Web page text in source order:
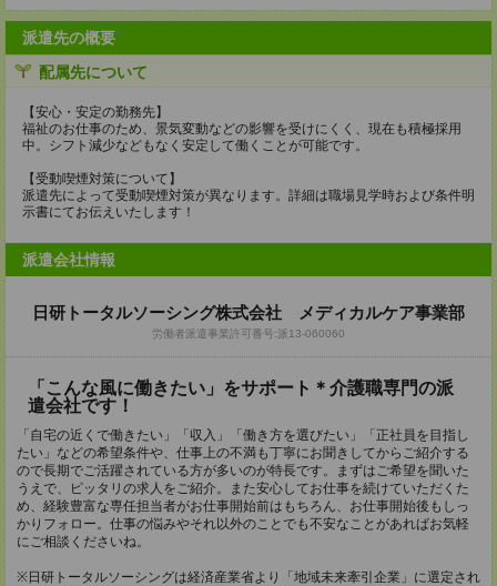
派遣先の概要
配属先について
【安心・安定の勤務先】
福祉のお仕事のため、景気変動などの影響を受けにくく、現在も積極採用
中。シフト減少などもなく安定して働くことが可能です。
【受動喫煙対策について】
派遣先によって受動喫煙対策が異なります。詳細は職場見学時および条件明
示書にてお伝えいたします！
派遣会社情報
日研トータルソーシング株式会社 メディカルケア事業部
労働者派遣事業許可番号:派13-060060
「こんな風に働きたい」をサポート＊介護職専門の派
遣会社です！
「自宅の近くで働きたい」「収入」「働き方を選びたい」「正社員を目指し
たい」などの希望条件や、仕事上の不満も丁寧にお聞きしてからご紹介する
ので長期でご活躍されている方が多いのが特長です。まずはご希望を聞いた
うえで、ピッタリの求人をご紹介。また安心してお仕事を続けていただくた
め、経験豊富な専任担当者がお仕事開始前はもちろん、お仕事開始後もしっ
かりフォロー。仕事の悩みやそれ以外のことでも不安なことがあればお気軽
にご相談くださいね。
※日研トータルソーシングは経済産業省より「地域未来牽引企業」に選定され